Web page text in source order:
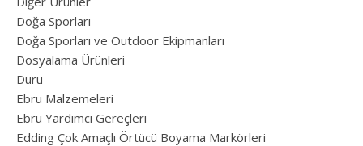
Doğa Sporları
Doğa Sporları ve Outdoor Ekipmanları
Dosyalama Ürünleri
Duru
Ebru Malzemeleri
Ebru Yardımcı Gereçleri
Edding Çok Amaçlı Örtücü Boyama Markörleri